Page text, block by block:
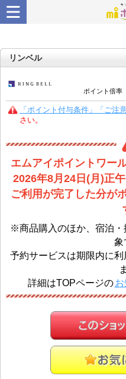
リンベル
ポイント倍率
「ポイント付与条件」「ご注
さい。
エムアイポイントワー
2026年8月24日(月)正
ご利用が完了した分が
※商品購入のほか、宿泊
象
予約サービスは期限内に
詳細はTOPページの